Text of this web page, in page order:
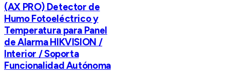
(AX PRO) Detector de
Humo Fotoeléctrico y
Temperatura para Panel
de Alarma HIKVISION /
Interior / Soporta
Funcionalidad Autónoma